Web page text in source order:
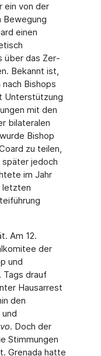
ein von der
Bewegung
einen
über das Zer­
Bekannt ist,
Bishops
Unterstützung
mit den
bilateralen
Bishop
zu teilen,
jedoch
im Jahr
letzten
Am 12.
der
und
drauf
Hausarrest
den
. Doch der
Stimmungen
Grenada hatte